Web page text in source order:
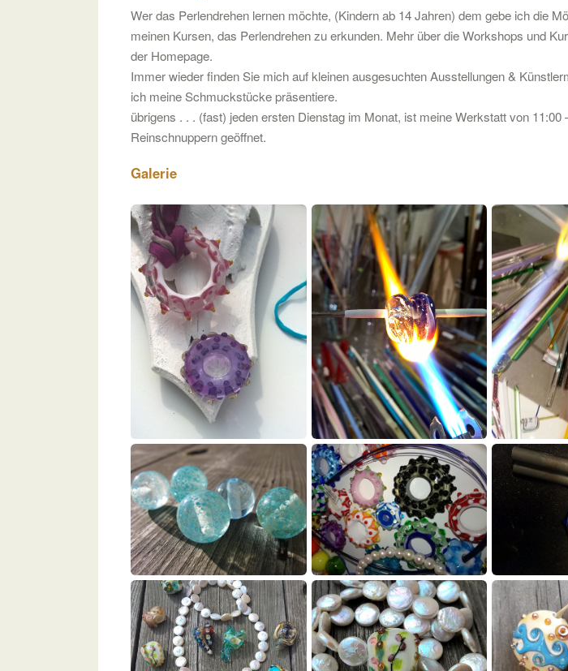
Wer das Perlendrehen lernen möchte, (Kindern ab 14 Jahren) dem gebe ich die
meinen Kursen, das Perlendrehen zu erkunden. Mehr über die Workshops und
der Homepage.
Immer wieder finden Sie mich auf kleinen ausgesuchten Ausstellungen &
ich meine Schmuckstücke präsentiere.
übrigens . . . (fast) jeden ersten Dienstag im Monat, ist meine Werkstatt von 11:00
Reinschnuppern geöffnet.
Galerie